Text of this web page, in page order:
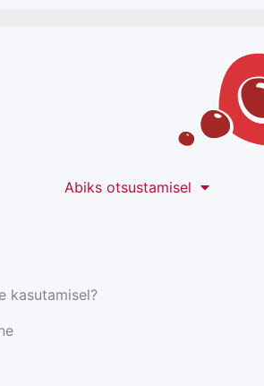
Abiks otsustamisel
kasutamisel?